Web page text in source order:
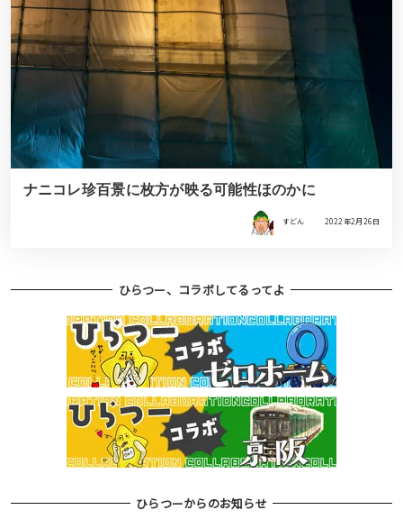
ナニコレ珍百景に枚方が映る可能性ほのかに
すどん 2022年2月26日
ひらつー、コラボしてるってよ
ひらつーからのお知らせ